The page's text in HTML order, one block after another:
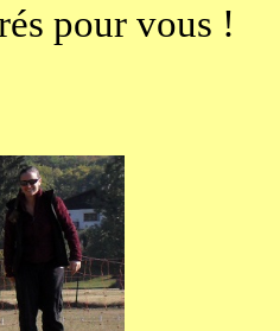
pour vous !